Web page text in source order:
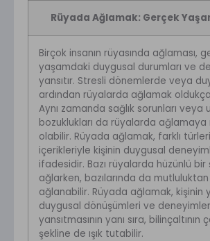
Rüyada Ağlamak: Gerçek
Birçok insanın rüyasında ağlaması,
yaşamdaki duygusal durumları ve
yansıtır. Stresli dönemlerde veya
ardından rüyalarda ağlamak oldukça
Aynı zamanda sağlık sorunları veya
bozuklukları da rüyalarda ağlamaya
olabilir. Rüyada ağlamak, farklı
içerikleriyle kişinin duygusal
ifadesidir. Bazı rüyalarda hüzünlü bir
ağlarken, bazılarında da
ağlanabilir. Rüyada ağlamak, kişinin
duygusal dönüşümleri ve
yansıtmasının yanı sıra, bilinçaltının
şekline de ışık tutabilir.